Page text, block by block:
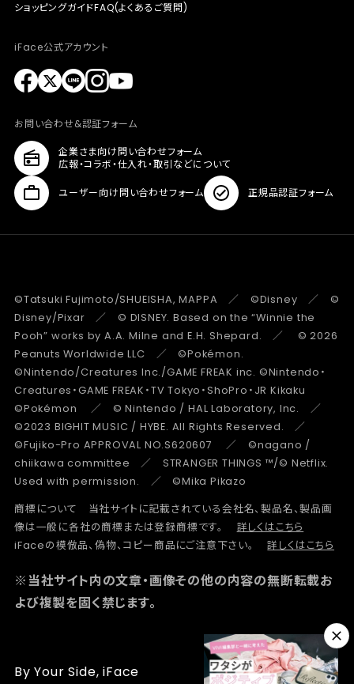
ショッピングガイドFAQ(よくあるご質問)
iFace公式アカウント
お問い合わせ&認証フォーム
企業さま向け問い合わせフォーム
広報・コラボ・仕入れ・取引などについて
ユーザー向け問い合わせフォーム 正規品認証フォーム
©Tatsuki Fujimoto/SHUEISHA, MAPPA ／ ©Disney ／ ©
Disney/Pixar ／ © DISNEY. Based on the “Winnie the
Pooh” works by A.A. Milne and E.H. Shepard. ／ © 2026
Peanuts Worldwide LLC ／ ©Pokémon.
©Nintendo/Creatures Inc./GAME FREAK inc. ©Nintendo・
Creatures・GAME FREAK・TV Tokyo・ShoPro・JR Kikaku
©Pokémon ／ © Nintendo / HAL Laboratory, Inc. ／
©2023 BIGHIT MUSIC / HYBE. All Rights Reserved. ／
©Fujiko-Pro APPROVAL NO.S620607 ／ ©nagano /
chiikawa committee ／ STRANGER THINGS ™/© Netflix.
Used with permission. ／ ©Mika Pikazo
商標について 当社サイトに記載されている会社名、製品名、製品画
像は一般に各社の商標または登録商標です。
詳しくはこちら
iFaceの模倣品、偽物、コピー商品にご注意下さい。
詳しくはこちら
※当社サイト内の文章・画像その他の内容の無断転載お
よび複製を固く禁じます。
By Your Side, iFace